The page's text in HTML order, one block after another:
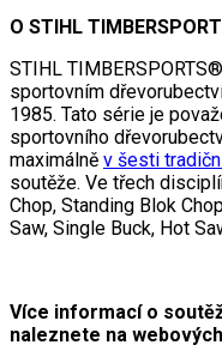
O STIHL
STIHL
sportovním
1985. Tato série je
sportovního
maximálně v šesti
soutěže. Ve třech
Chop, Standing Blok
Saw, Single Buck, Hot
Více informací o
naleznete na